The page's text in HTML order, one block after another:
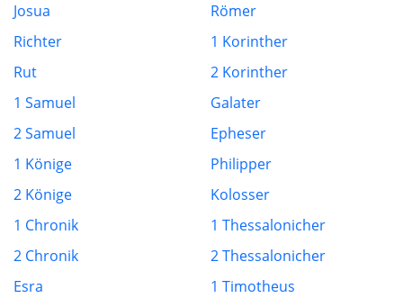
Josua
Richter
Rut
1 Samuel
2 Samuel
1 Könige
2 Könige
1 Chronik
2 Chronik
Esra
Römer
1 Korinther
2 Korinther
Galater
Epheser
Philipper
Kolosser
1 Thessalonicher
2 Thessalonicher
1 Timotheus